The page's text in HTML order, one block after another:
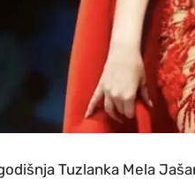
Tuzlanka Mela